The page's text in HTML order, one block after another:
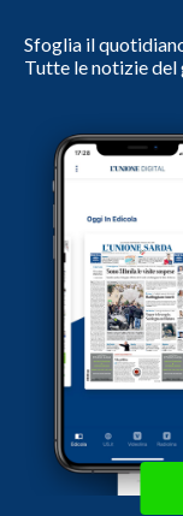
Sfoglia il
Tutte le notizie